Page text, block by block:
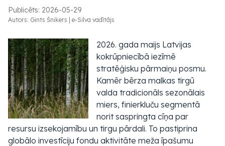
Publicēts: 2026-05-29
Autors: Gints Šnikers e-Silva vadītājs
2026. gada maijs Latvijas
kokrūpniecībā iezīmē
stratēģisku pārmaiņu posmu.
Kamēr bērza malkas tirgū
valda tradicionāls sezonālais
miers, finierkluču segmentā
norit saspringta cīņa par
resursu izsekojamību un tirgu pārdali. To pastiprina
globālo investīciju fondu aktivitāte meža īpašumu